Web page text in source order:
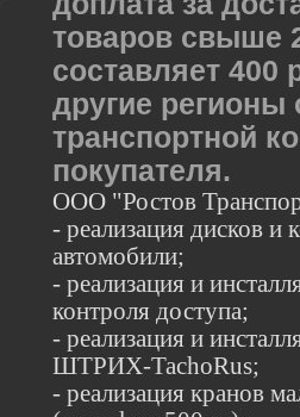
товаров свыше
составляет 400
другие регионы
транспортной
покупателя.
ООО "Ростов
- реализация дисков и
автомобили;
- реализация и
контроля доступа;
- реализация и
ШТРИХ-TachoRus;
- реализация кранов